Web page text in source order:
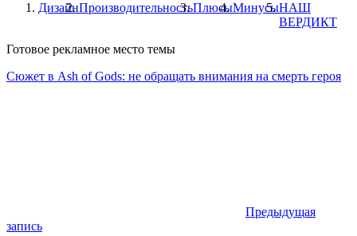
ДизайнПроизводительностьПлюсыМинусыНАШ
ВЕРДИКТ
Готовое рекламное место темы
Сюжет в Ash of Gods: не обращать внимания на смерть героя
Предыдущая
запись